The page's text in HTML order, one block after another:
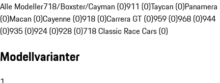
Alle Modeller718/Boxster/Cayman (0)911 (0)Taycan (0)Panamera
(0)Macan (0)Cayenne (0)918 (0)Carrera GT (0)959 (0)968 (0)944
(0)935 (0)924 (0)928 (0)718 Classic Race Cars (0)
Modellvarianter